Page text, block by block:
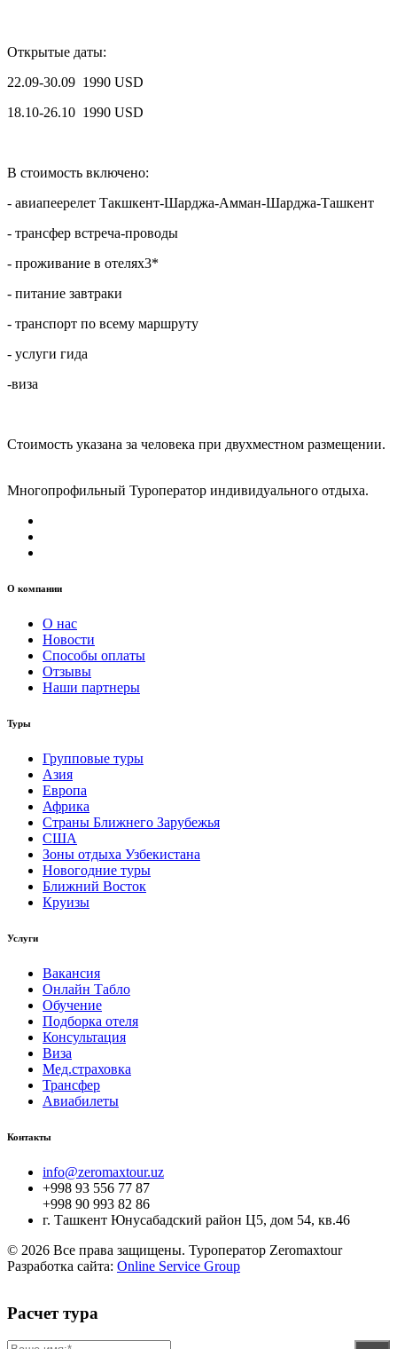
Открытые даты:
22.09-30.09 1990 USD
18.10-26.10 1990 USD
В стоимость включено:
- авиапеерелет Такшкент-Шарджа-Амман-Шарджа-Ташкент
- трансфер встреча-проводы
- проживание в отелях3*
- питание завтраки
- транспорт по всему маршруту
- услуги гида
-виза
Стоимость указана за человека при двухместном размещении.
Многопрофильный Туроператор индивидуального отдыха.
О компании
О нас
Новости
Способы оплаты
Отзывы
Наши партнеры
Туры
Групповые туры
Азия
Европа
Африка
Страны Ближнего Зарубежья
США
Зоны отдыха Узбекистана
Новогодние туры
Ближний Восток
Круизы
Услуги
Вакансия
Онлайн Табло
Обучение
Подборка отеля
Консультация
Виза
Мед.страховка
Трансфер
Авиабилеты
Контакты
info@zeromaxtour.uz
+998 93 556 77 87
+998 90 993 82 86
г. Ташкент Юнусабадский район Ц5, дом 54, кв.46
© 2026 Все права защищены. Туроператор Zeromaxtour
Разработка сайта: Online Service Group
Расчет тура